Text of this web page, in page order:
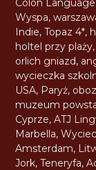
Colon
Wyspa,
Indie,Topaz 4*,
holtel przy plaży,
orlich gniazd,
wycieczka
USA, Paryż,
muzeum
Cyprze,ATJ
Marbella,
Amsterdam,
Jork,Teneryfa,